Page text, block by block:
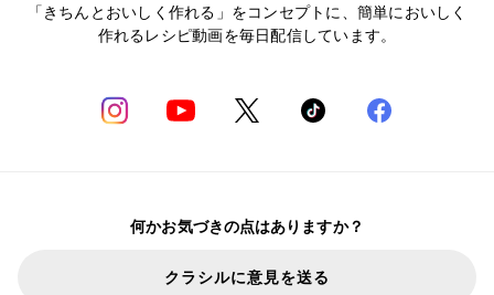
「きちんとおいしく作れる」をコンセプトに、簡単においしく
作れるレシピ動画を毎日配信しています。
何かお気づきの点はありますか？
クラシルに意見を送る